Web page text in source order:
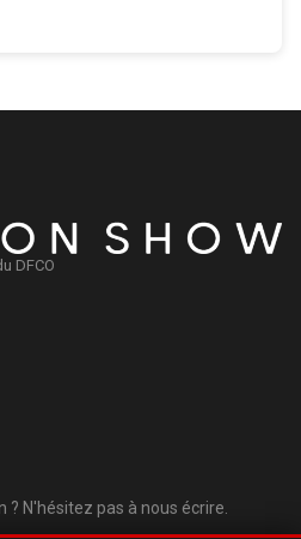
DFCO
? N'hésitez pas à nous écrire.